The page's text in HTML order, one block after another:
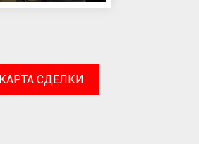
КАРТА СДЕЛКИ